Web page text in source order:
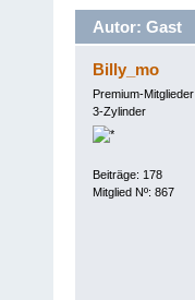
Autor: Gast
Billy_mo
Premium-Mitglieder
3-Zylinder
Beiträge: 178
Mitglied Nº: 867